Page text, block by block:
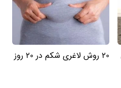
20 روش لاغری شکم در 20 روز